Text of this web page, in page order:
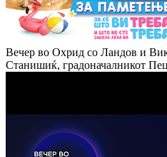
Вечер во Охрид со Ландов и
Станишиќ, градоначалникот